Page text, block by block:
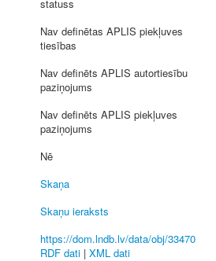
statuss
Nav definētas APLIS piekļuves
tiesības
Nav definēts APLIS autortiesību
paziņojums
Nav definēts APLIS piekļuves
paziņojums
Nē
Skaņa
Skaņu ieraksts
https://dom.lndb.lv/data/obj/33470
RDF dati | XML dati